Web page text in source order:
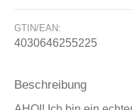
GTIN/EAN:
4030646255225
Beschreibung